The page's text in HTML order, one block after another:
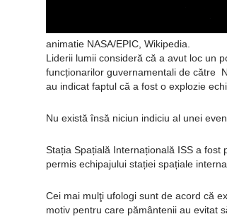
animatie NASA/EPIC, Wikipedia.
Liderii lumii consideră că a avut loc un
funcționarilor guvernamentali de către
au indicat faptul că a fost o explozie
Nu există însă niciun indiciu al unei
Stația Spațială Internațională ISS a
permis echipajului stației spațiale
Cei mai mulţi ufologi sunt de acord că
motiv pentru care pământenii au evitat